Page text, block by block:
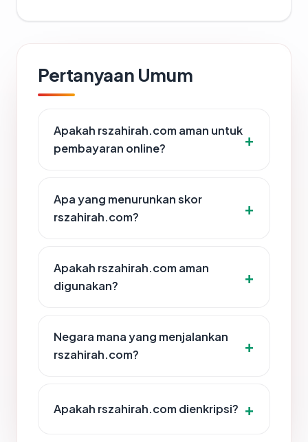
Pertanyaan Umum
Apakah rszahirah.com aman untuk
pembayaran online?
Apa yang menurunkan skor
rszahirah.com?
Apakah rszahirah.com aman
digunakan?
Negara mana yang menjalankan
rszahirah.com?
Apakah rszahirah.com dienkripsi?